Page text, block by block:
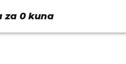
za 0 kuna